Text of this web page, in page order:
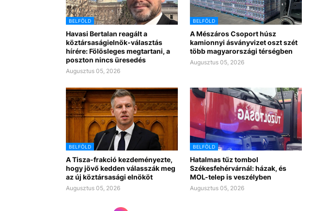
BELFÖLD
Havasi Bertalan reagált a
köztársaságielnök-választás
hírére: Fölösleges megtartani, a
poszton nincs üresedés
Augusztus 05, 2026
BELFÖLD
A Mészáros Csoport húsz
kamionnyi ásványvizet oszt szét
több magyarországi térségben
Augusztus 05, 2026
BELFÖLD
A Tisza-frakció kezdeményezte,
hogy jövő kedden válasszák meg
az új köztársasági elnököt
Augusztus 05, 2026
BELFÖLD
Hatalmas tűz tombol
Székesfehérvárnál: házak, és
MOL-telep is veszélyben
Augusztus 05, 2026